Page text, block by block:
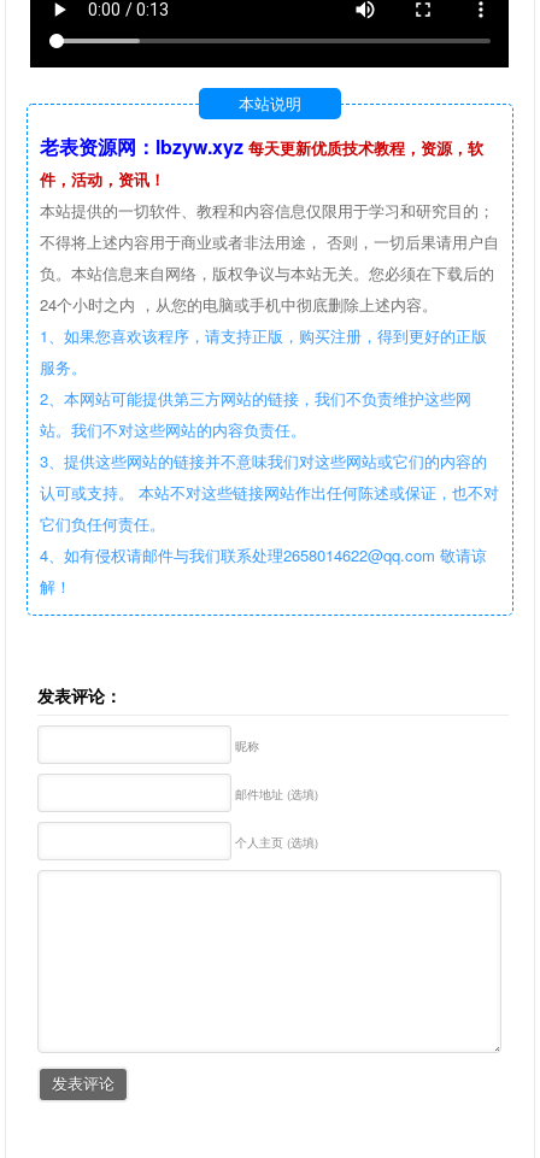
本站说明
老表资源网：lbzyw.xyz 每天更新优质技术教程，资源，软
件，活动，资讯！
本站提供的一切软件、教程和内容信息仅限用于学习和研究目的；
不得将上述内容用于商业或者非法用途， 否则，一切后果请用户自
负。本站信息来自网络，版权争议与本站无关。您必须在下载后的
24个小时之内 ，从您的电脑或手机中彻底删除上述内容。
1、如果您喜欢该程序，请支持正版，购买注册，得到更好的正版
服务。
2、本网站可能提供第三方网站的链接，我们不负责维护这些网
站。我们不对这些网站的内容负责任。
3、提供这些网站的链接并不意味我们对这些网站或它们的内容的
认可或支持。 本站不对这些链接网站作出任何陈述或保证，也不对
它们负任何责任。
4、如有侵权请邮件与我们联系处理2658014622@qq.com 敬请谅
解！
发表评论：
昵称
邮件地址 (选填)
个人主页 (选填)